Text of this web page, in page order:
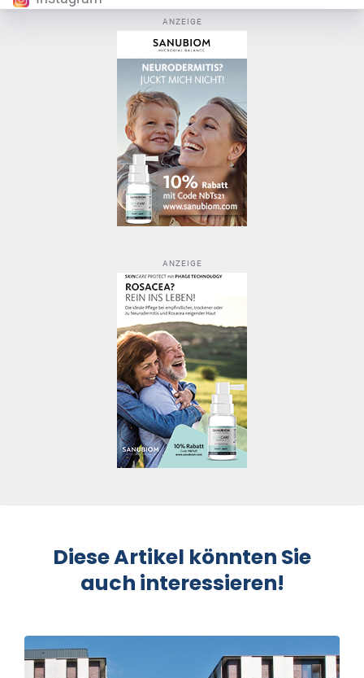
ANZEIGE
ANZEIGE
Diese Artikel könnten Sie
auch interessieren!